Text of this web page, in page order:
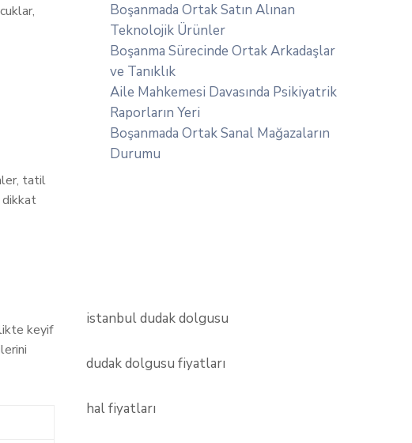
tatil
dikkat
keyif
Boşanmada Ortak Satın Alınan
Teknolojik Ürünler
Boşanma Sürecinde Ortak Arkadaşlar
ve Tanıklık
Aile Mahkemesi Davasında Psikiyatrik
Raporların Yeri
Boşanmada Ortak Sanal Mağazaların
Durumu
istanbul dudak dolgusu
dudak dolgusu fiyatları
hal fiyatları